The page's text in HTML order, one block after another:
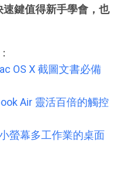
鍵值得新手學會，也
OS X 截圖文書必備
Air 靈活百倍的觸控
螢幕多工作業的桌面